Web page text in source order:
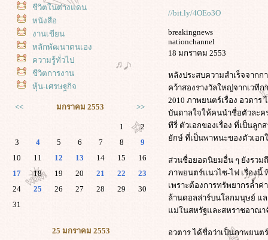
ชีวิตในต่างแดน
หนังสือ
งานเขียน
หลักพัฒนาตนเอง
ความรู้ทั่วไป
ชีวิตการงาน
หุ้น-เศรษฐกิจ
<< มกราคม 2553 >>
1
2
3
4 5 6 7 8
9
10
11 12 13 14 15
16
17
18 19 20 21 22
23
24
25 26 27 28 29
30
31
25 มกราคม 2553
//bit.ly/4OEo3O
breakingnews
nationchannel
18 มกราคม 2553
หลังประสบความสำเร็จจาก
คว้าสองรางวัลใหญ่จากเวทีก
2010 ภาพยนตร์เรื่อง อวตาร
บันดาลใจให้คนนำชื่อตัวละค
ทีรี่ ตัวเอกของเรื่อง ที่เป็นลู
กษ์ ที่เป็นพาหนะของตัวเอก
ส่วนชื่อยอดนิยมอื่น ๆ ยังรวม
ภาพยนตร์แนวไซ-ไฟ เรื่องนี้
เพราะต้องการทรัพยากรล้ำ
ล้านดอลล่าร์บนโลกมนุษย์ แ
ม่ในสหรัฐและสหราชอาณา
อวตาร ได้ชื่อว่าเป็นภาพยนต